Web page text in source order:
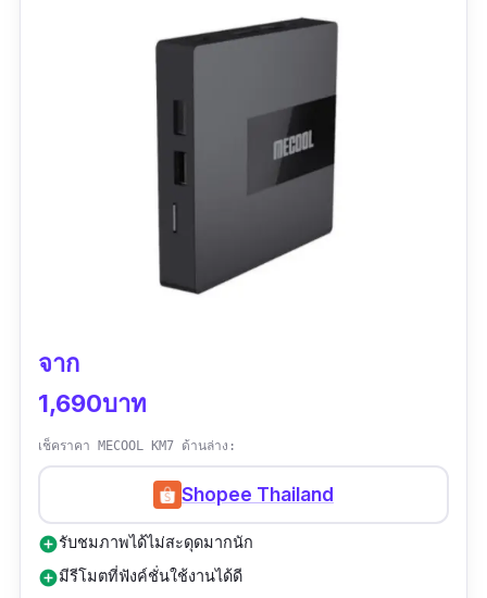
คุ้มค่ามาก ๆในการเปลี่ยนทีวี
ธรรมดาให้เป็น สมาร์ททีวี ในราคา พันต้น ๆ
จาก
1,690บาท
เช็คราคา MECOOL KM7 ด้านล่าง:
Shopee Thailand
add_circleรับชมภาพได้ไม่สะดุดมากนัก
add_circleมีรีโมตที่ฟังค์ชั่นใช้งานได้ดี